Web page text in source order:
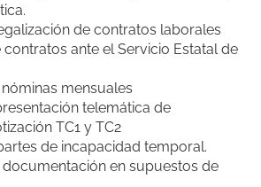
de contratos laborales
contratos ante el Servicio Estatal de
mensuales
telemática de
TC1 y TC2
de incapacidad temporal.
en supuestos de